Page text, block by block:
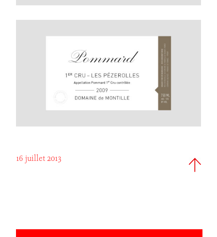
16 juillet 2013